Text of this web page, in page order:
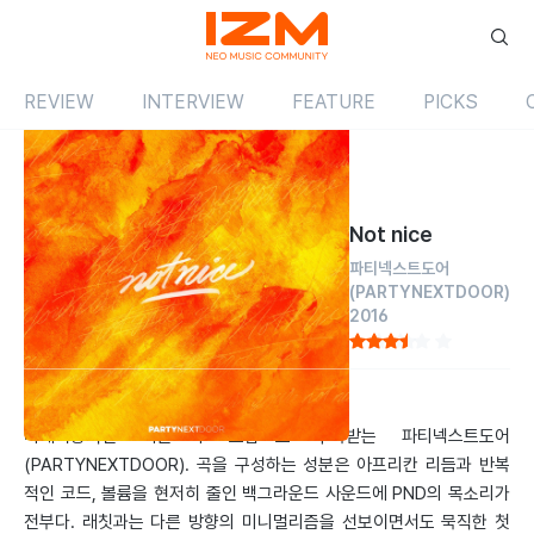
REVIEW INTERVIEW FEATURE PICKS
Review 싱글 해외
Not nice
파티넥스트도어
(PARTYNEXTDOOR)
2016
by 정연경 2016.08.01
미래지향적인 사운드의 조합으로 주목받는 파티넥스트도어
(PARTYNEXTDOOR). 곡을 구성하는 성분은 아프리칸 리듬과 반복
적인 코드, 볼륨을 현저히 줄인 백그라운드 사운드에 PND의 목소리가
전부다. 래칫과는 다른 방향의 미니멀리즘을 선보이면서도 묵직한 첫